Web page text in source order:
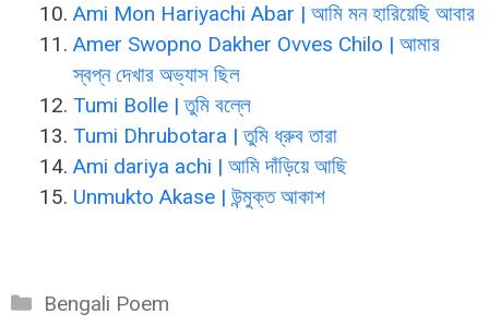
Ami Mon Hariyachi Abar | আমি মন হারিয়েছি আবার
Amer Swopno Dakher Ovves Chilo | আমার
স্বপ্ন দেখার অভ্যাস ছিল
Tumi Bolle | তুমি বল্লে
Tumi Dhrubotara | তুমি ধ্রুব তারা
Ami dariya achi | আমি দাঁড়িয়ে আছি
Unmukto Akase | উন্মুক্ত আকাশ
Categories
Bengali Poem